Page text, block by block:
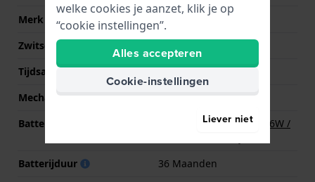
Merk uurwerk
Seiko Instruments Inc.
Zwitsers uurwerk
Tijdsaanduiding
Analoog
Mechanisme
Quartz
Batterij
Renata R394 394 / SR936W /
Batterijduur
36 Maanden
welke cookies je aanzet, klik je op
“cookie instellingen”.
Alles accepteren
Cookie-instellingen
Liever niet